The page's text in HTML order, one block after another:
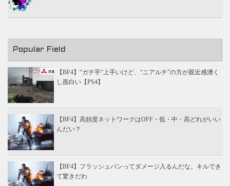
Popular Field
【BF4】“ガチ芋“上手いけど、“ニアルチ”の方が親近感湧く
し面白い【PS4】
【BF4】高頻度ネットワークはOFF・低・中・高どれがいい
んだい？
【BF4】フラッシュバンってダメージ入るんだな。キルでき
て驚きだわ